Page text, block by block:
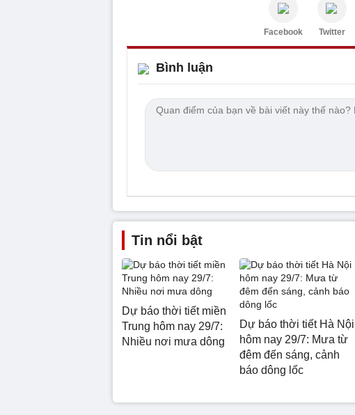
Facebook Twitter
Bình luận
Tin nổi bật
Dự báo thời tiết miền
Trung hôm nay 29/7:
Nhiều nơi mưa dông
Dự báo thời tiết Hà Nội
hôm nay 29/7: Mưa từ
đêm đến sáng, cảnh
báo dông lốc